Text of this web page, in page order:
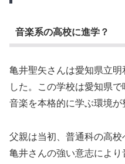
音楽系の高校に進学？
亀井聖矢さんは愛知県立
した。この学校は愛知県で
音楽を本格的に学ぶ環境が
父親は当初、普通科の高校
亀井さんの強い意志によ